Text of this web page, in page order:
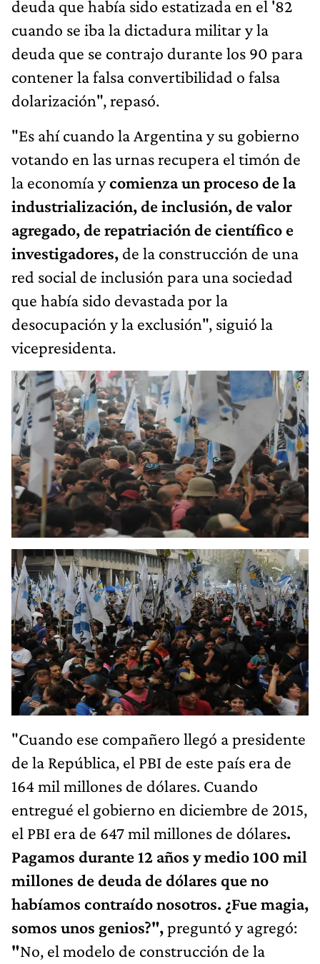
deuda que había sido estatizada en el '82
cuando se iba la dictadura militar y la
deuda que se contrajo durante los 90 para
contener la falsa convertibilidad o falsa
dolarización", repasó.
"Es ahí cuando la Argentina y su gobierno
votando en las urnas recupera el timón de
la economía ycomienza un proceso de la
industrialización, de inclusión, de valor
agregado, de repatriación de científico e
investigadores, de la construcción de una
red social de inclusión para una sociedad
que había sido devastada por la
desocupación y la exclusión", siguió la
vicepresidenta.
"Cuando ese compañero llegó a presidente
de la República, el PBI de este país era de
164 mil millones de dólares. Cuando
entregué el gobierno en diciembre de 2015,
el PBI era de 647 mil millones de dólares.
Pagamos durante 12 años y medio 100 mil
millones de deuda de dólares que no
habíamos contraído nosotros. ¿Fue magia,
somos unos genios?",preguntó y agregó:
"No, el modelo de construcción de la